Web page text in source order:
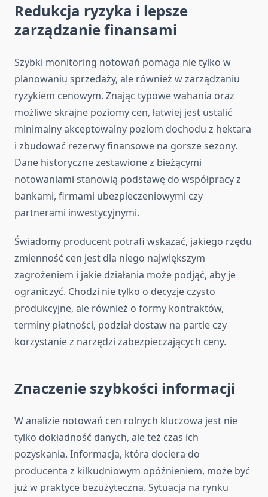
Redukcja ryzyka i lepsze
zarządzanie finansami
Szybki monitoring notowań pomaga nie tylko w
planowaniu sprzedaży, ale również w zarządzaniu
ryzykiem cenowym. Znając typowe wahania oraz
możliwe skrajne poziomy cen, łatwiej jest ustalić
minimalny akceptowalny poziom dochodu z hektara
i zbudować rezerwy finansowe na gorsze sezony.
Dane historyczne zestawione z bieżącymi
notowaniami stanowią podstawę do współpracy z
bankami, firmami ubezpieczeniowymi czy
partnerami inwestycyjnymi.
Świadomy producent potrafi wskazać, jakiego rzędu
zmienność cen jest dla niego największym
zagrożeniem i jakie działania może podjąć, aby je
ograniczyć. Chodzi nie tylko o decyzje czysto
produkcyjne, ale również o formy kontraktów,
terminy płatności, podział dostaw na partie czy
korzystanie z narzędzi zabezpieczających ceny.
Znaczenie szybkości informacji
W analizie notowań cen rolnych kluczowa jest nie
tylko dokładność danych, ale też czas ich
pozyskania. Informacja, która dociera do
producenta z kilkudniowym opóźnieniem, może być
już w praktyce bezużyteczna. Sytuacja na rynku